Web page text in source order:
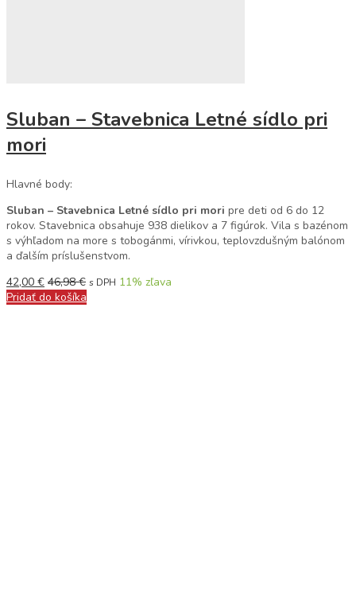
Sluban – Stavebnica Letné sídlo pri
mori
Hlavné body:
Sluban – Stavebnica Letné sídlo pri mori pre deti od 6 do 12
rokov. Stavebnica obsahuje 938 dielikov a 7 figúrok. Vila s bazénom
s výhľadom na more s tobogánmi, vírivkou, teplovzdušným balónom
a ďalším príslušenstvom.
42,00 € 46,98€ s DPH 11% zľava
Pridať do košíka